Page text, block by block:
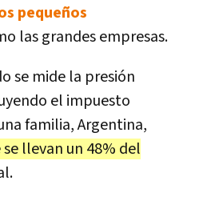
pequeños
las grandes empresas.
se mide la presión
el impuesto
familia, Argentina,
llevan un 48% del